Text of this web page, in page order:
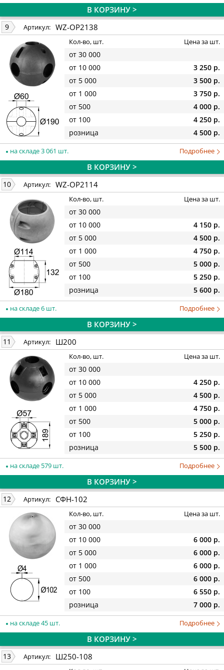
В КОРЗИНУ >
9 Артикул: WZ-OP2138
Кол-во, шт. Цена за шт.
от 30 000
от 10 000
3 250 р.
от 5 000
3 500 р.
от 1 000
3 750 р.
от 500
4 000 р.
от 100
4 250 р.
розница
4 500 р.
на складе 3 061 шт. Подробнее
В КОРЗИНУ >
10 Артикул: WZ-OP2114
Кол-во, шт. Цена за шт.
от 30 000
от 10 000
4 150 р.
от 5 000
4 500 р.
от 1 000
4 750 р.
от 500
5 000 р.
от 100
5 250 р.
розница
5 600 р.
на складе 6 шт. Подробнее
В КОРЗИНУ >
11 Артикул: Ш200
Кол-во, шт. Цена за шт.
от 30 000
от 10 000
4 250 р.
от 5 000
4 500 р.
от 1 000
4 750 р.
от 500
5 000 р.
от 100
5 250 р.
розница
5 500 р.
на складе 579 шт. Подробнее
В КОРЗИНУ >
12 Артикул: СФН-102
Кол-во, шт. Цена за шт.
от 30 000
от 10 000
6 000 р.
от 5 000
6 000 р.
от 1 000
6 000 р.
от 500
6 000 р.
от 100
6 550 р.
розница
7 000 р.
на складе 45 шт. Подробнее
В КОРЗИНУ >
13 Артикул: Ш250-108